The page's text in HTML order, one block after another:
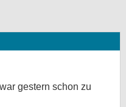
gestern schon zu